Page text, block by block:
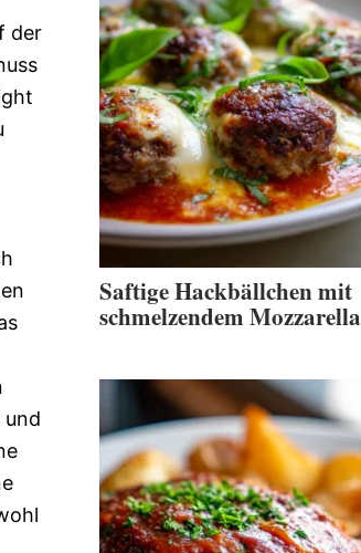
der
und
Saftige Hackbällchen mit
schmelzendem Mozzarella